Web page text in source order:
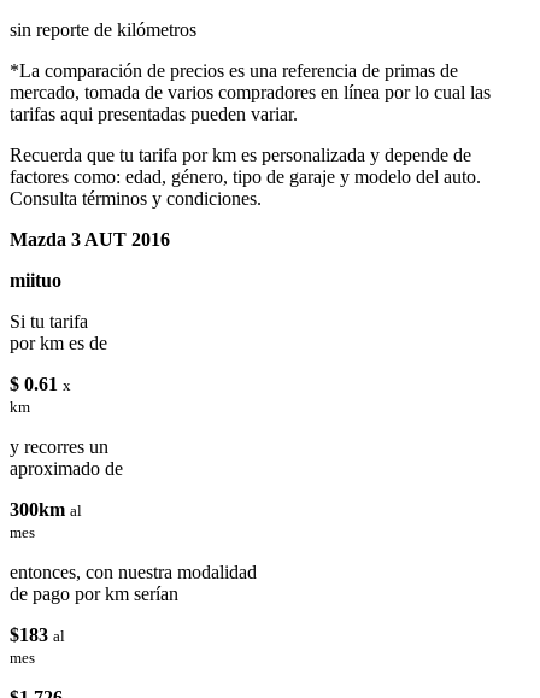
sin reporte de kilómetros
*La comparación de precios es una referencia de primas de
mercado, tomada de varios compradores en línea por lo cual las
tarifas aqui presentadas pueden variar.
Recuerda que tu tarifa por km es personalizada y depende de
factores como: edad, género, tipo de garaje y modelo del auto.
Consulta términos y condiciones.
Mazda 3 AUT 2016
miituo
Si tu tarifa
por km es de
$ 0.61 x
km
y recorres un
aproximado de
300km al
mes
entonces, con nuestra modalidad
de pago por km serían
$183 al
mes